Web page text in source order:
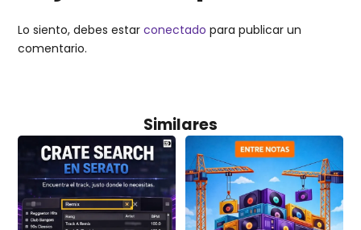
Lo siento, debes estarconectado para publicar un
comentario.
Similares